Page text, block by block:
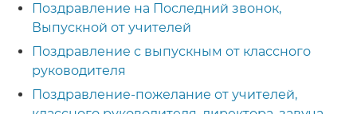
Поздравление на Последний звонок,
Выпускной от учителей
Поздравление с выпускным от классного
руководителя
Поздравление-пожелание от учителей,